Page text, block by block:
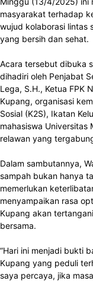
masyarakat terhadap
wujud kolaborasi lintas
yang bersih dan sehat.
Acara tersebut dibuka
dihadiri oleh Penjabat
Lega, S.H., Ketua FPK
Kupang, organisasi
Sosial (K2S), Ikatan
mahasiswa Universitas
relawan yang
Dalam sambutannya,
sampah bukan hanya
memerlukan
menyampaikan rasa
Kupang akan
bersama.
“Hari ini menjadi bukti
Kupang yang peduli
saya percaya, jika